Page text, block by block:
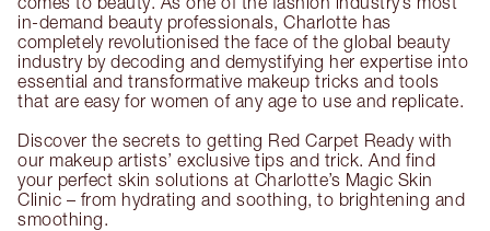
in-demand beauty professionals, Charlotte has
completely revolutionised the face of the global beauty
industry by decoding and demystifying her expertise into
essential and transformative makeup tricks and tools
that are easy for women of any age to use and replicate.
Discover the secrets to getting Red Carpet Ready with
our makeup artists’ exclusive tips and trick. And find
your perfect skin solutions at Charlotte’s Magic Skin
Clinic – from hydrating and soothing, to brightening and
smoothing.